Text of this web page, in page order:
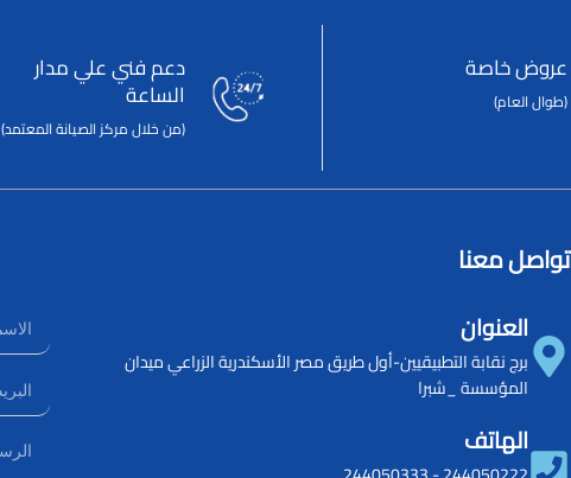
عروض خاصة
(طوال العام)
دعم فني علي مدار
الساعة
(من خلال مركز الصيانة المعتمد)
تواصل معنا
العنوان
برج نقابة التطبيقيين-أول طريق مصر الأسكندرية الزراعي ميدان
المؤسسة _شبرا
الهاتف